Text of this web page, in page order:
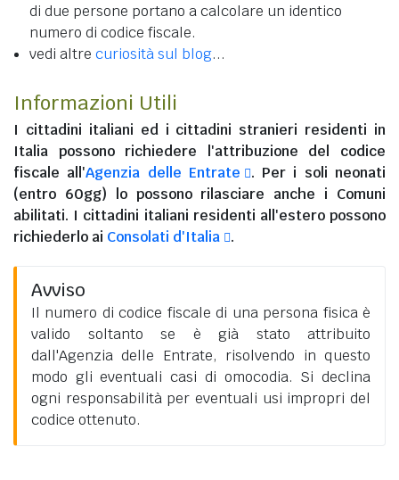
di due persone portano a calcolare un identico
numero di codice fiscale.
vedi altre curiosità sul blog...
Informazioni Utili
I cittadini italiani ed i cittadini stranieri residenti in
Italia possono richiedere l'attribuzione del codice
fiscale all'Agenzia delle Entrate
. Per i soli neonati
(entro 60gg) lo possono rilasciare anche i Comuni
abilitati. I cittadini italiani residenti all'esteropossono
richiederlo ai Consolati d'Italia .
Avviso
Il numero di codice fiscale di una persona fisica è
valido soltanto se è già stato attribuito
dall'Agenzia delle Entrate, risolvendo in questo
modo gli eventuali casi di omocodia. Si declina
ogni responsabilità per eventuali usi impropri del
codice ottenuto.